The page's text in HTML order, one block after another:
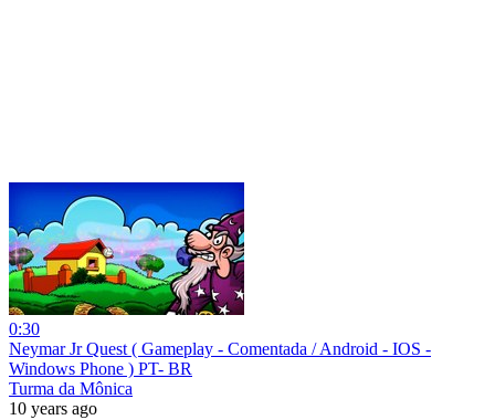
0:30
Neymar Jr Quest ( Gameplay - Comentada / Android - IOS -
Windows Phone ) PT- BR
Turma da Mônica
10 years ago